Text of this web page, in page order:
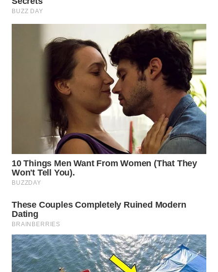
WAHANA
ADVOKAT
WAHANA
INFRASTRUKTUR
WAHANA
KONSUMEN
WAHANA
LISTRIK